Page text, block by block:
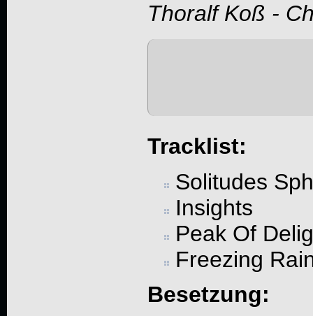
Thoralf Koß -
Tracklist:
Solitudes
Insights
Peak Of
Freezing
Besetzung: